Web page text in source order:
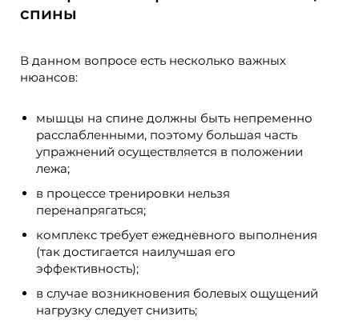
спины
В данном вопросе есть несколько важных
нюансов:
мышцы на спине должны быть непременно
расслабленными, поэтому большая часть
упражнений осуществляется в положении
лежа;
в процессе тренировки нельзя
перенапрягаться;
комплекс требует ежедневного выполнения
(так достигается наилучшая его
эффективность);
в случае возникновения болевых ощущений
нагрузку следует снизить;